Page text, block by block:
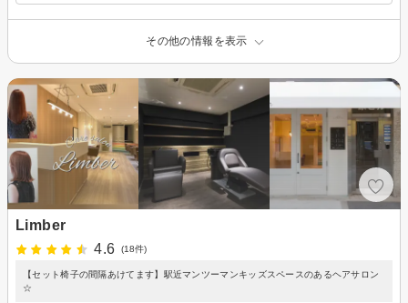
その他の情報を表示
Limber
4.6
(18件)
【セット椅子の間隔あけてます】駅近マンツーマンキッズスペースのあるヘアサロン
☆